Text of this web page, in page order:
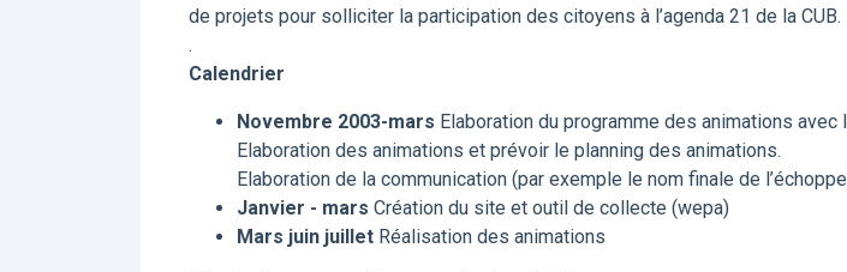
de projets pour solliciter la participation des citoyens à l’agenda 21 de la CUB.
.
Calendrier
Novembre 2003-mars Elaboration du programme des animations avec
Elaboration des animations et prévoir le planning des animations.
Elaboration de la communication (par exemple le nom finale de
Janvier - mars Création du site et outil de collecte (wepa)
Mars juin juillet Réalisation des animations